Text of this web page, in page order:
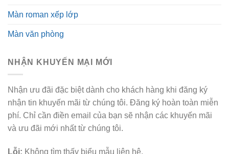
Màn roman xếp lớp
Màn văn phòng
NHẬN KHUYẾN MẠI MỚI
Nhận ưu đãi đặc biệt dành cho khách hàng khi đăng ký
nhận tin khuyến mãi từ chúng tôi. Đăng ký hoàn toàn miễn
phí. Chỉ cần điền email của bạn sẽ nhận các khuyến mãi
và ưu đãi mới nhất từ chúng tôi.
Lỗi: Không tìm thấy biểu mẫu liên hệ.